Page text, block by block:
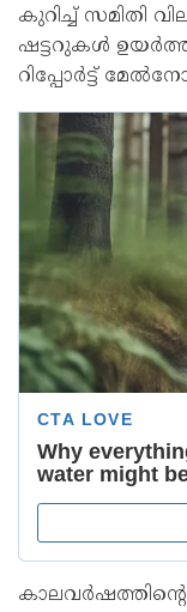
കുറിച്ച് സമിതി
ഷട്ടറുകൾ
റിപ്പോർട്ട്